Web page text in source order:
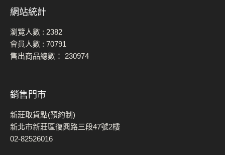
網站統計
瀏覽人數 : 2382
會員人數 : 70791
售出商品總數： 230974
銷售門市
新莊取貨點(預約制)
新北市新莊區復興路三段47號2樓
02-82526016